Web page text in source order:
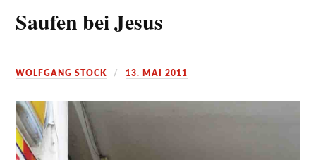
Saufen bei Jesus
WOLFGANG STOCK 13. MAI 2011